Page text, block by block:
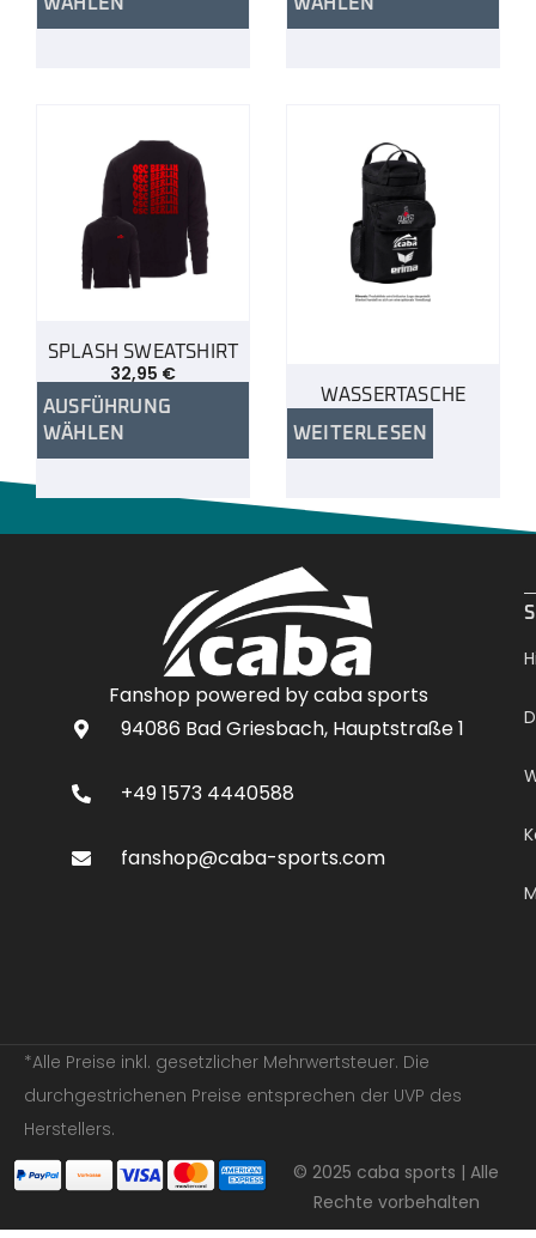
SPLASH SWEATSHIRT
32,95 €
AUSFÜHRUNG
WÄHLEN
WASSERTASCHE
WEITERLESEN
Fanshop powered by caba sports
94086 Bad Griesbach, Hauptstraße 1
+49 1573 4440588
fanshop@caba-sports.com
*Alle Preise inkl. gesetzlicher Mehrwertsteuer. Die
durchgestrichenen Preise entsprechen der UVP des
Herstellers.
© 2025 caba sports | Alle
Rechte vorbehalten